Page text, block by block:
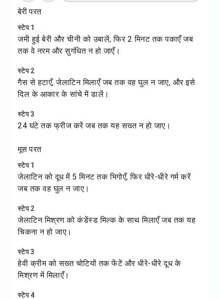
बेरी परत
स्टेप 1
जमी हुई बेरी और चीनी को उबालें, फिर 2 मिनट तक पकाएँ जब
तक वे नरम और सुगंधित न हो जाएँ।
स्टेप 2
गैस से हटाएँ, जेलाटिन मिलाएँ जब तक वह घुल न जाए, और इसे
दिल के आकार के सांचे में डालें।
स्टेप 3
24 घंटे तक फ्रीज करें जब तक यह सख्त न हो जाए।
मूस परत
स्टेप 1
जेलाटिन को दूध में 5 मिनट तक भिगोएँ, फिर धीरे-धीरे गर्म करें
जब तक वह घुल न जाए।
स्टेप 2
जेलाटिन मिश्रण को कंडेंस्ड मिल्क के साथ मिलाएँ जब तक यह
चिकना न हो जाए।
स्टेप 3
हेवी क्रीम को सख्त चोटियों तक फेंटें और धीरे-धीरे दूध के
मिश्रण में मिलाएँ।
स्टेप 4